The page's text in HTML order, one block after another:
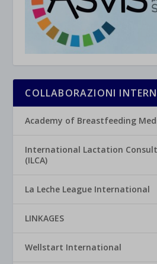
COLLABORAZIONI
Academy of Breastfeeding
International Lactation
(ILCA)
La Leche League International
LINKAGES
Wellstart International